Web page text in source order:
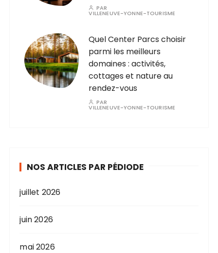
PAR
VILLENEUVE-YONNE-TOURISME
Quel Center Parcs choisir
parmi les meilleurs
domaines : activités,
cottages et nature au
rendez-vous
PAR
VILLENEUVE-YONNE-TOURISME
NOS ARTICLES PAR PÉDIODE
juillet 2026
juin 2026
mai 2026